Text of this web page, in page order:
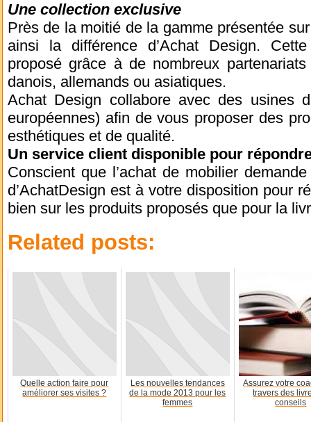
Une collection exclusive
Près de la moitié de la gamme présentée
ainsi la différence d’Achat Design.
proposé grâce à de nombreux
danois, allemands ou asiatiques.
Achat Design collabore avec des usines
européennes) afin de vous proposer des
esthétiques et de qualité.
Un service client disponible pour
Conscient que l’achat de mobilier
d’AchatDesign est à votre disposition pour
bien sur les produits proposés que pour la
Related posts:
Quelle action faire pour
améliorer ses visites ?
Les nouvelles tendances
de la mode 2013 pour les
femmes
Assurez votre
travers des
conseils